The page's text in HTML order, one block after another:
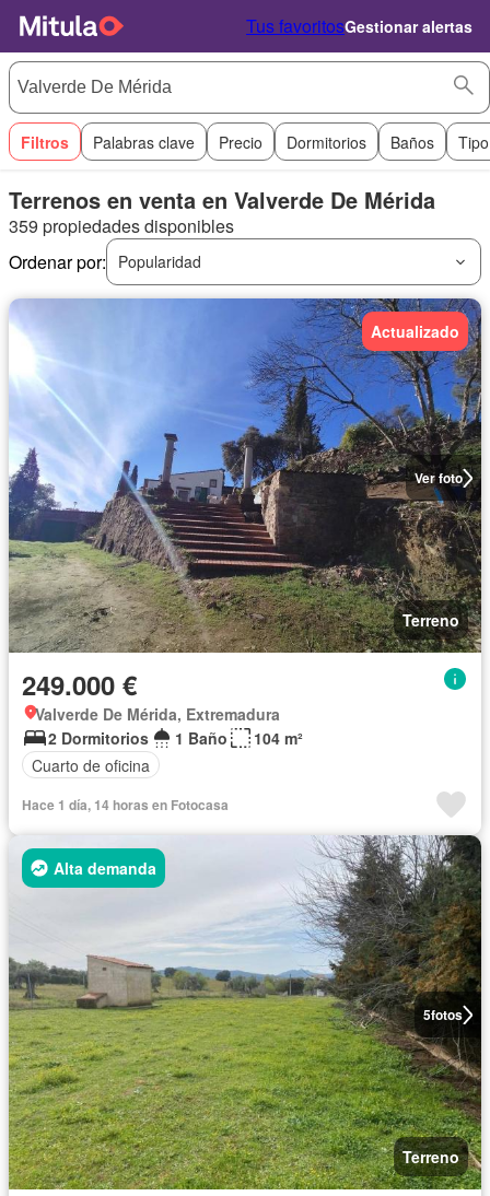
Tus favoritosGestionar alertas
Filtros Palabras clave Precio Dormitorios Baños
Terrenos en venta en Valverde De Mérida
359 propiedades disponibles
Ordenar por:
Popularidad
Ver foto
Actualizado
Terreno
249.000 €
Valverde De Mérida, Extremadura
2 Dormitorios
1 Baño
104 m²
Cuarto de oficina
Hace 1 día, 14 horas en Fotocasa
5fotos
Alta demanda
Terreno